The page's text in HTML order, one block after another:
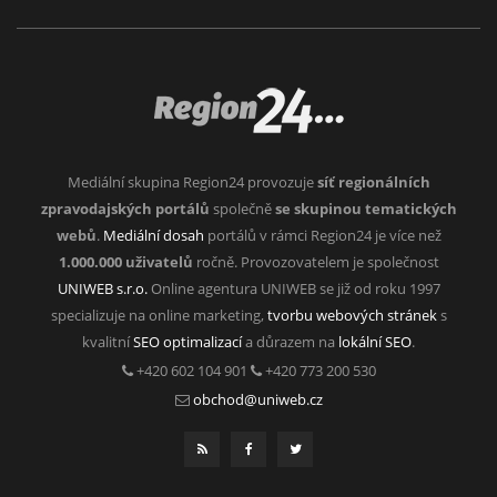
Mediální skupina Region24 provozujesíť regionálních
zpravodajských portálů společněse skupinou tematických
webů. Mediální dosah portálů v rámci Region24 je více než
1.000.000 uživatelů ročně. Provozovatelem je společnost
UNIWEB s.r.o.Online agentura UNIWEB se již od roku 1997
specializuje na online marketing, tvorbu webových stráneks
kvalitníSEO optimalizacía důrazem na lokální SEO.
+420 602 104 901
+420 773 200 530
obchod@uniweb.cz